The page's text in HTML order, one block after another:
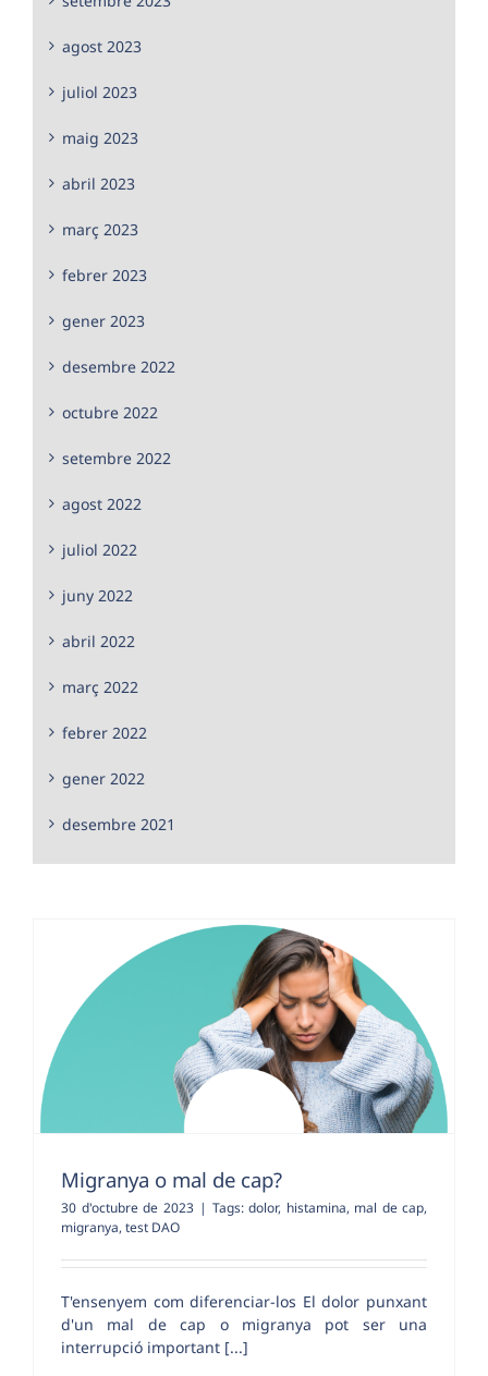
Migranya o mal de cap?
30 d'octubre de 2023 | Tags: dolor, histamina, mal de cap,
migranya, test DAO
T'ensenyem com diferenciar-los El dolor punxant
d'un mal de cap o migranya pot ser una
interrupció important [...]
agost 2023
juliol 2023
maig 2023
abril 2023
març 2023
febrer 2023
gener 2023
desembre 2022
octubre 2022
setembre 2022
agost 2022
juliol 2022
juny 2022
abril 2022
març 2022
febrer 2022
gener 2022
desembre 2021